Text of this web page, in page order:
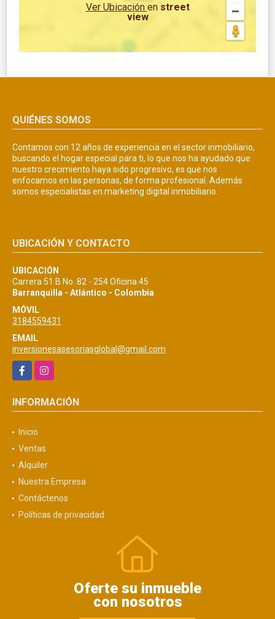
Ver Ubicación en street
view
QUIÉNES SOMOS
Contamos con 12 años de experiencia en el sector inmobiliario,
buscando el hogar especial para ti, lo que nos ha ayudado que
nuestro crecimiento haya sido progresivo, es que nos
enfocamos en las personas, de forma profesional. Además
somos especialistas en marketing digital inmobiliario.
UBICACIÓN Y CONTACTO
UBICACIÓN
Carrera 51 B No. 82 - 254 Oficina 45
Barranquilla - Atlántico - Colombia
MÓVIL
3184559431
EMAIL
inversionesasesoriasglobal@gmail.com
FacebookInstagram
INFORMACIÓN
Inicio
Ventas
Alquiler
Nuestra Empresa
Contáctenos
Políticas de privacidad
Oferte su inmueble
con nosotros